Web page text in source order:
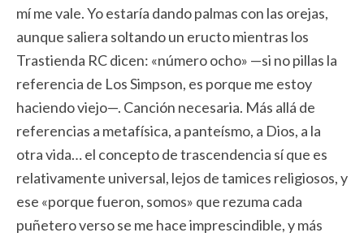
mí me vale. Yo estaría dando palmas con las orejas,
aunque saliera soltando un eructo mientras los
Trastienda RC dicen: «número ocho» —si no pillas la
referencia de Los Simpson, es porque me estoy
haciendo viejo—. Canción necesaria. Más allá de
referencias a metafísica, a panteísmo, a Dios, a la
otra vida… el concepto de trascendencia sí que es
relativamente universal, lejos de tamices religiosos, y
ese «porque fueron, somos» que rezuma cada
puñetero verso se me hace imprescindible, y más